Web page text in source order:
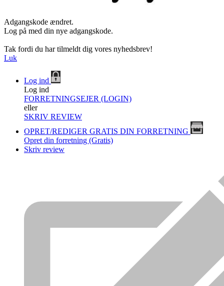
Adgangskode ændret.
Log på med din nye adgangskode.
Tak fordi du har tilmeldt dig vores nyhedsbrev!
Luk
Log ind
Log ind
FORRETNINGSEJER (LOGIN)
eller
SKRIV REVIEW
OPRET/REDIGER GRATIS DIN FORRETNING
Opret din forretning (Gratis)
Skriv review